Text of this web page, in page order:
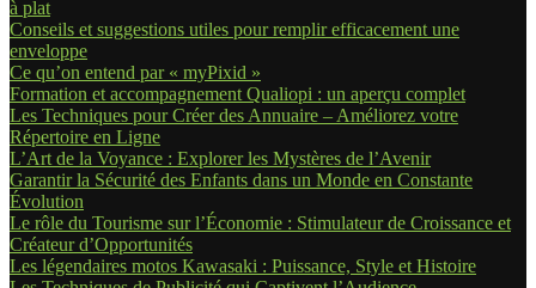
à plat
Conseils et suggestions utiles pour remplir efficacement une
enveloppe
Ce qu’on entend par « myPixid »
Formation et accompagnement Qualiopi : un aperçu complet
Les Techniques pour Créer des Annuaire – Améliorez votre
Répertoire en Ligne
L’Art de la Voyance : Explorer les Mystères de l’Avenir
Garantir la Sécurité des Enfants dans un Monde en Constante
Évolution
Le rôle du Tourisme sur l’Économie : Stimulateur de Croissance et
Créateur d’Opportunités
Les légendaires motos Kawasaki : Puissance, Style et Histoire